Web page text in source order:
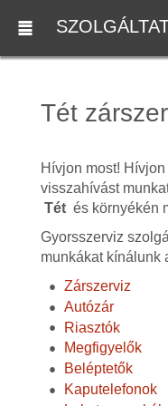
Tét
Hívjon most!
visszahívást
Tét és környékén
Gyorsszerviz
munkákat kínálunk
Zárszerviz
Autózár
Riasztók
Megfigyelők
Beléptetők
Kaputelefonok